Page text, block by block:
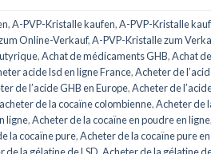
,A-PVP-Kristalle kaufen,A-PVP-Kristalle
Online-Verkauf,A-PVP-Kristalle zum
,Achat de médicaments GHB,Achat
acide lsd en ligne France,Acheter de
de l’acide GHB en Europe,Acheter de
acheter de la cocaïne colombienne,Acheter de
ligne,Acheter de la cocaïne en poudre en ligne,
la cocaïne pure,Acheter de la cocaïne pure